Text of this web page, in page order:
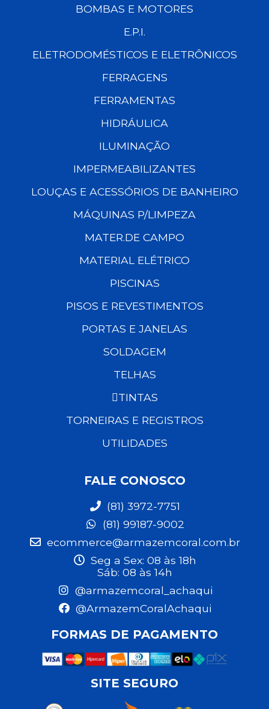
BOMBAS E MOTORES
E.P.I.
ELETRODOMÉSTICOS E ELETRÔNICOS
FERRAGENS
FERRAMENTAS
HIDRÁULICA
ILUMINAÇÃO
IMPERMEABILIZANTES
LOUÇAS E ACESSÓRIOS DE BANHEIRO
MÁQUINAS P/LIMPEZA
MATER.DE CAMPO
MATERIAL ELÉTRICO
PISCINAS
PISOS E REVESTIMENTOS
PORTAS E JANELAS
SOLDAGEM
TELHAS
TINTAS
TORNEIRAS E REGISTROS
UTILIDADES
FALE CONOSCO
(81) 3972-7751
(81) 99187-9002
ecommerce@armazemcoral.com.br
Seg a Sex: 08 às 18h
Sáb: 08 às 14h
@armazemcoral_achaqui
@ArmazemCoralAchaqui
FORMAS DE PAGAMENTO
SITE SEGURO